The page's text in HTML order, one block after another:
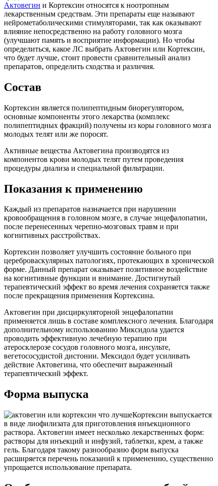
Актовегин и Кортексин относятся к ноотропным
лекарственным средствам. Эти препараты еще называют
нейрометаболическими стимуляторами, так как оказывают
влияние непосредственно на работу головного мозга
(улучшают память и восприятие информации). Но чтобы
определиться, какое ЛС выбрать Актовегин или Кортексин,
что будет лучше, стоит провести сравнительный анализ
препаратов, определить сходства и различия.
Состав
Кортексин является полипептидным биорегулятором,
основные компоненты этого лекарства (комплекс
полипептидных фракций) получены из коры головного мозга
молодых телят или же поросят.
Активные вещества Актовегина производятся из
компонентов крови молодых телят путем проведения
процедуры диализа и специальной фильтрации.
Показания к применению
Каждый из препаратов назначается при нарушении
кровообращения в головном мозге, в случае энцефалопатии,
после перенесенных черепно-мозговых травм и при
когнитивных расстройствах.
Кортексин позволяет улучшить состояние больного при
цереброваскулярных патологиях, протекающих в хронической
форме. Данный препарат оказывает позитивное воздействие
на когнитивные функции и внимание. Достигнутый
терапевтический эффект во время лечения сохраняется также
после прекращения применения Кортексина.
Актовегин при дисциркуляторной энцефалопатии
применяется лишь в составе комплексного лечения. Благодаря
дополнительному использованию Миксидола удается
проводить эффективную лечебную терапию при
атеросклерозе сосудов головного мозга, инсульте,
вегетососудистой дистонии. Мексидол будет усиливать
действие Актовегина, что обеспечит выраженный
терапевтический эффект.
Форма выпуска
Кортексин выпускается
в виде лиофилизата для приготовления инъекционного
раствора. Актовегин имеет несколько лекарственных форм:
растворы для инъекций и инфузий, таблетки, крем, а также
гель. Благодаря такому разнообразию форм выпуска
расширяется перечень показаний к применению, существенно
упрощается использование препарата.